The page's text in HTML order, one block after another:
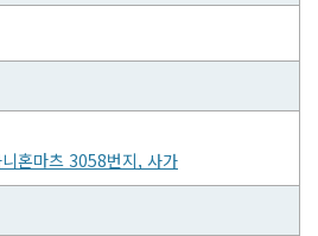
혼마츠 3058번지, 사가